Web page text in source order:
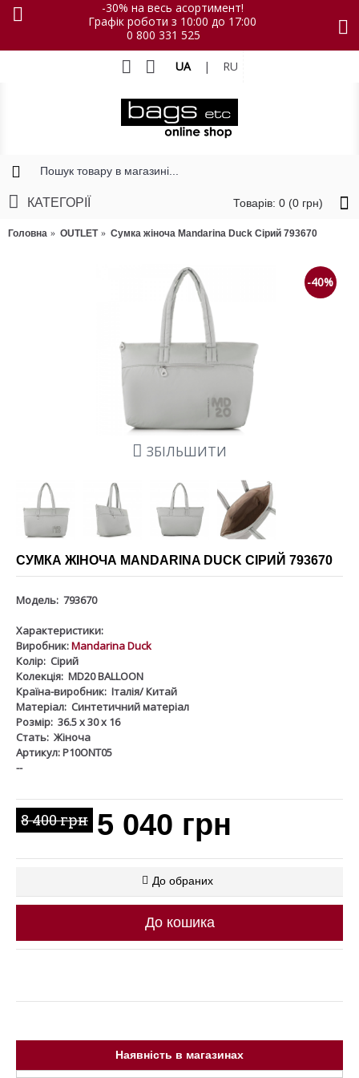
-30% на весь асортимент!
Графік роботи з 10:00 до 17:00
0 800 331 525
UA | RU
Товарів: 0 (0 грн)
КАТЕГОРІЇ
Головна OUTLET Сумка жіноча Mandarina Duck Сірий 793670
-40%
ЗБІЛЬШИТИ
СУМКА ЖІНОЧА MANDARINA DUCK СІРИЙ 793670
Модель: 793670
Характеристики:
Виробник:Mandarina Duck
Колір: Сірий
Колекція: MD20 BALLOON
Країна-виробник: Італія/ Китай
Матеріал: Синтетичний матеріал
Розмір: 36.5 x 30 x 16
Стать: Жіноча
Артикул: P10ONT05
--
8 400 грн 5 040 грн
До обраних
До кошика
Наявність в магазинах